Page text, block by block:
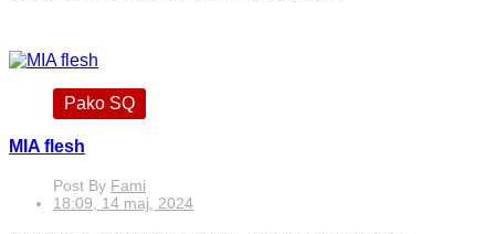
Pako SQ
MIA flesh
Post By Fami
18:09, 14 maj, 2024